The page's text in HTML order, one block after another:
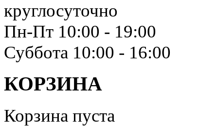
круглосуточно
Пн-Пт 10:00 - 19:00
Суббота 10:00 - 16:00
КОРЗИНА
Корзина пуста